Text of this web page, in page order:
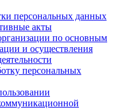
персональных данных
акты
по основным
и осуществления
персональных